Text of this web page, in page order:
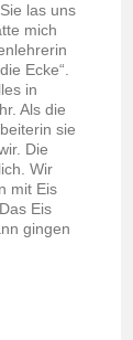
las uns
mich
Ecke“.
in
Als die
sie
Die
Wir
mit Eis
Eis
gingen